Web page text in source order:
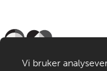
Vi bruker